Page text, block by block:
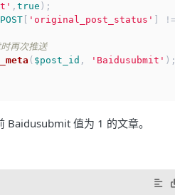
, true );
'original_post_status'
再次推送
( $post_id , 'Baidusubmit' );
Baidusubmit 值为 1 的文章。